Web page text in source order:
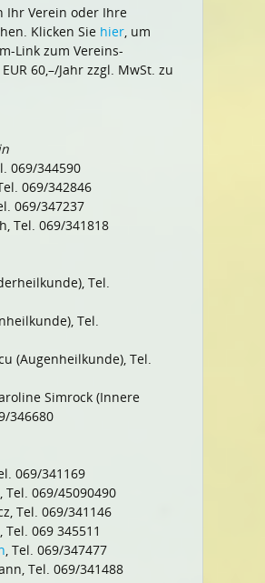
Ihr Verein oder Ihre
Klicken Sie hier, um
Link zum Vereins-
60,–/Jahr zzgl. MwSt. zu
069/344590
069/342846
069/347237
Tel. 069/341818
Tel.
Tel.
(Augenheilkunde), Tel.
Simrock (Innere
346680
069/341169
, Tel. 069/45090490
Tel. 069/341146
, Tel. 069 345511
, Tel. 069/347477
Tel. 069/341488